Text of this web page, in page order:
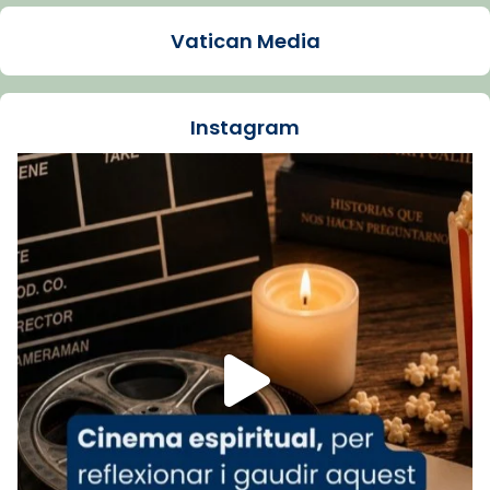
La Carmina va patir depressió. Fa gairebé
dos mesos, a l'Estadi Lluís Companys, la
Recupera l'entrevista comp
Vatican
tican News 👇
www.vaticannews.va/es/iglesia/news/2026-
07/carmina-historia-depresion-papa-viaje-
espana-testimoni...
Foto
View on Facebook · Share
Arquebisbat de Barcelona
2 weeks ago
Vatican Media
Instagram